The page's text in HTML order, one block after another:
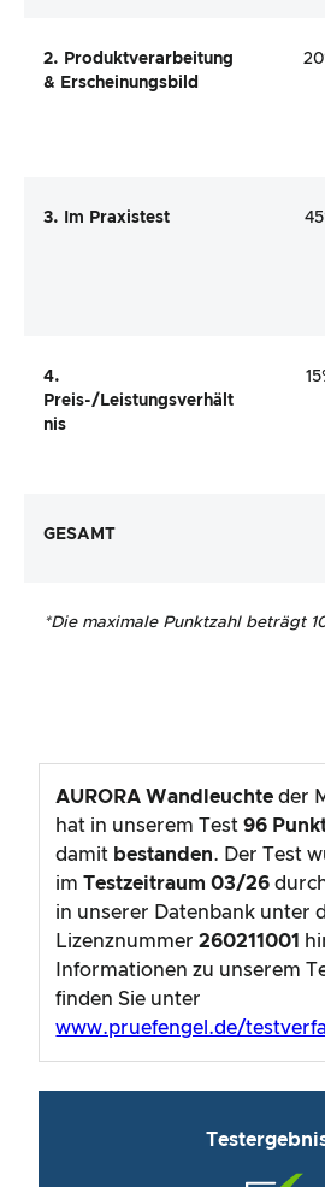
2. Produktverarbeitung
& Erscheinungsbild
3. Im Praxistest
4.
Preis-/Leistungsverhält
nis
GESAMT
*Die maximale Punktzahl beträgt
AURORA Wandleuchte der
hat in unserem Test 96
damit bestanden. Der Test
imTestzeitraum03/26
in unserer Datenbank unter
Lizenznummer260211001
Informationen zu unserem
finden Sie unter
www.pruefengel.de/